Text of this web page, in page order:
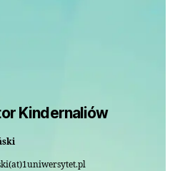
Kindernaliów